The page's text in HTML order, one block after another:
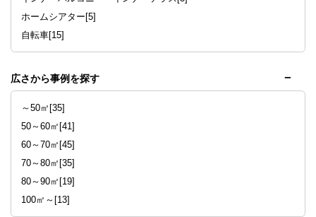
ホームシアター[5]
自転車[15]
広さから事例を探す
～50㎡[35]
50～60㎡[41]
60～70㎡[45]
70～80㎡[35]
80～90㎡[19]
100㎡～[13]